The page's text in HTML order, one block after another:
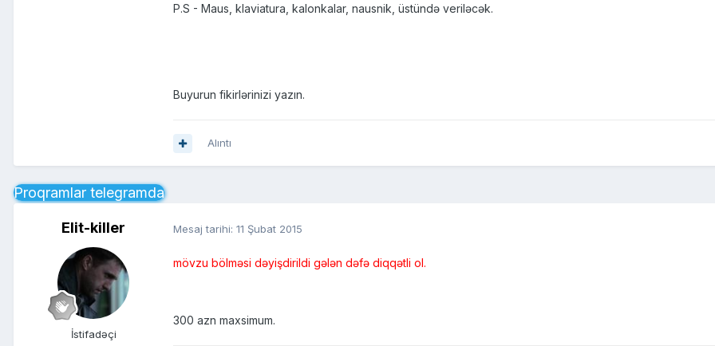
P.S - Maus, klaviatura, kalonkalar, nausnik, üstündə veriləcək.
Buyurun fikirlərinizi yazın.
Alıntı
Proqramlar telegramda
Elit-killer
İstifadəçi
Mesaj tarihi: 11 Şubat 2015
mövzu bölməsi dəyişdirildi gələn dəfə diqqətli ol.
300 azn maxsimum.